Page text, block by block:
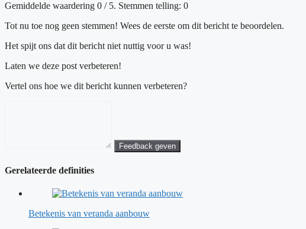
Gemiddelde waardering 0 / 5. Stemmen telling: 0
Tot nu toe nog geen stemmen! Wees de eerste om dit bericht te beoordelen.
Het spijt ons dat dit bericht niet nuttig voor u was!
Laten we deze post verbeteren!
Vertel ons hoe we dit bericht kunnen verbeteren?
Feedback geven
Gerelateerde definities
Betekenis van veranda aanbouw